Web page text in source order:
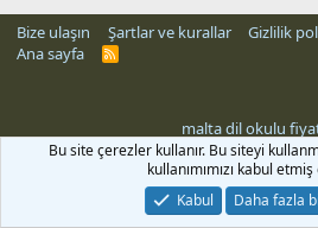
Bize ulaşın Şartlar ve kurallar Gizlilik
Ana sayfa
R
malta dil okulu
Bu site çerezler kullanır. Bu siteyi
kullanımımızı kabul
Kabul
Daha fazla